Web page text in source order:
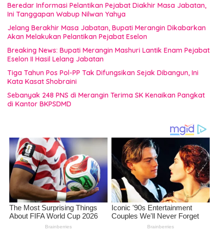
Beredar Informasi Pelantikan Pejabat Diakhir Masa Jabatan,
Ini Tanggapan Wabup Nilwan Yahya
Jelang Berakhir Masa Jabatan, Bupati Merangin Dikabarkan
Akan Melakukan Pelantikan Pejabat Eselon
Breaking News: Bupati Merangin Mashuri Lantik Enam Pejabat
Eselon II Hasil Lelang Jabatan
Tiga Tahun Pos Pol-PP Tak Difungsikan Sejak Dibangun, Ini
Kata Kasat Shobraini
Sebanyak 248 PNS di Merangin Terima SK Kenaikan Pangkat
di Kantor BKPSDMD